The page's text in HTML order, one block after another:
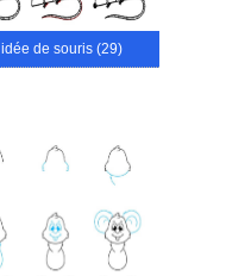
idée de souris (29)